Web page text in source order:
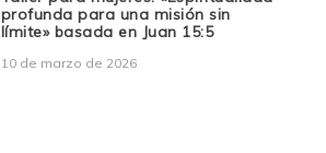
profunda para una misión sin
límite» basada en Juan 15:5
10 de marzo de 2026